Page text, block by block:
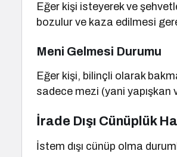
Eğer kişi isteyerek ve
bozulur ve kaza edilmesi
Meni Gelmesi Durumu
Eğer kişi, bilinçli olarak
sadece mezi (yani yapışkan
İrade Dışı Cünüplük
İstem dışı cünüp olma